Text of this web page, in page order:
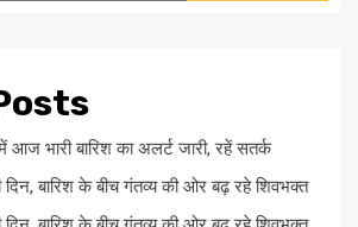
भारी बारिश का अलर्ट जारी, रहें सतर्क
दिन, बारिश के बीच गंतव्य की ओर बढ़ रहे शिवभक्त